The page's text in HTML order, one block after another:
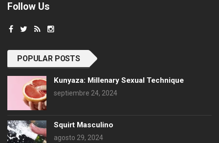
Follow Us
POPULAR POSTS
Kunyaza: Millenary Sexual Technique
septiembre 24, 2024
Squirt Masculino
agosto 29, 2024